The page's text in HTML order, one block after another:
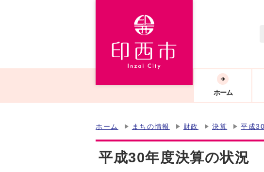
ホーム
ホーム まちの情報 財政 決算 平成
平成30年度決算の状況